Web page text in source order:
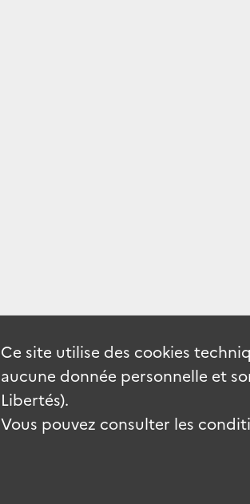
Ce site utilise des cookies
aucune donnée personnelle et
Libertés).
Vous pouvez consulter les